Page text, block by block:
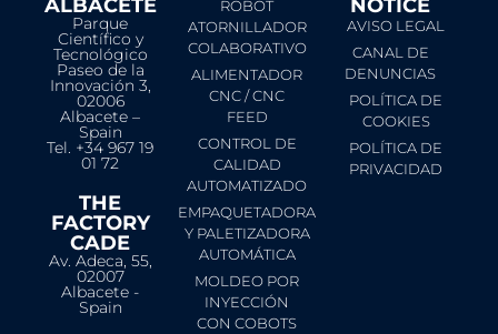
ALBACETE
Parque
Científico y
Tecnológico
Paseo de la
Innovación 3,
02006
Albacete –
Spain
Tel. +34 967 19
01 72
THE
FACTORY
CADE
Av. Adeca, 55,
02007
Albacete -
Spain
ROBOT
ATORNILLADOR
COLABORATIVO
ALIMENTADOR
CNC / CNC
FEED
CONTROL DE
CALIDAD
AUTOMATIZADO
EMPAQUETADORA
Y PALETIZADORA
AUTOMÁTICA
MOLDEO POR
INYECCIÓN
CON COBOTS
NOTICE​
AVISO LEGAL
CANAL DE
DENUNCIAS
POLÍTICA DE
COOKIES
POLÍTICA DE
PRIVACIDAD